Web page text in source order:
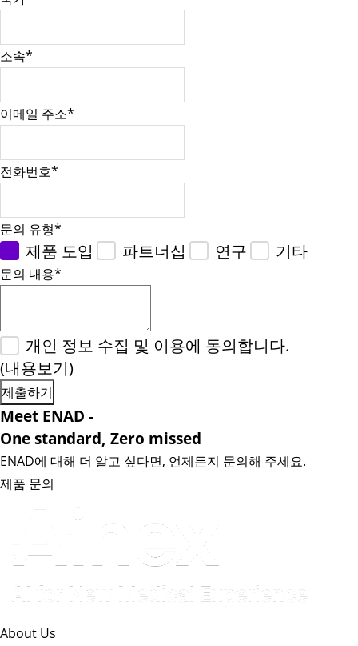
소속*
이메일 주소*
전화번호*
문의 유형*
제품 도입 파트너십 연구 기타
문의 내용*
개인 정보 수집 및 이용에 동의합니다.
(내용보기)
Meet ENAD -
One standard, Zero missed​
ENAD에 대해 더 알고 싶다면, 언제든지 문의해 주세요.
제품 문의
About Us​